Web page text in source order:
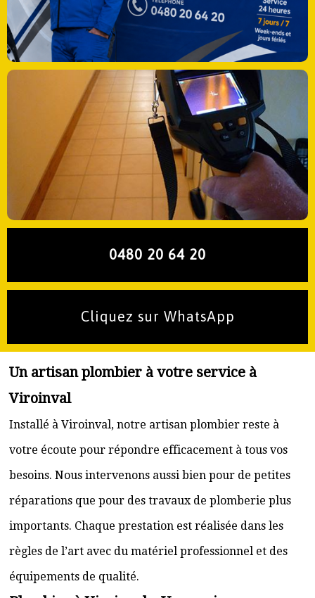
0480 20 64 20
Cliquez sur WhatsApp
Un artisan plombier à votre service à
Viroinval
Installé à Viroinval, notre artisan plombier reste à
votre écoute pour répondre efficacement à tous vos
besoins. Nous intervenons aussi bien pour de petites
réparations que pour des travaux de plomberie plus
importants. Chaque prestation est réalisée dans les
règles de l’art avec du matériel professionnel et des
équipements de qualité.